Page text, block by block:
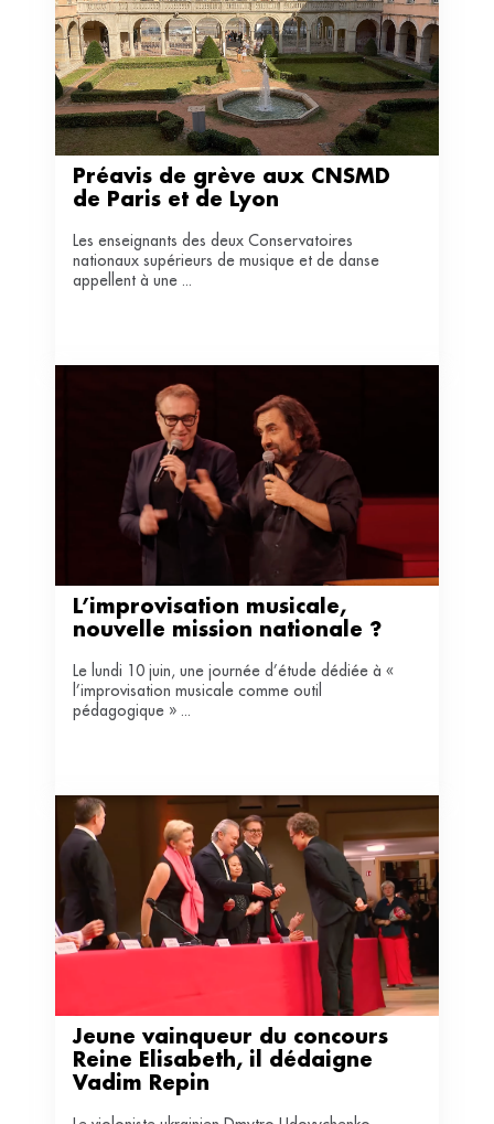
Préavis de grève aux CNSMD
de Paris et de Lyon
Les enseignants des deux Conservatoires
nationaux supérieurs de musique et de danse
appellent à une ...
L’improvisation musicale,
nouvelle mission nationale ?
Le lundi 10 juin, une journée d’étude dédiée à «
l’improvisation musicale comme outil
pédagogique » ...
Jeune vainqueur du concours
Reine Elisabeth, il dédaigne
Vadim Repin